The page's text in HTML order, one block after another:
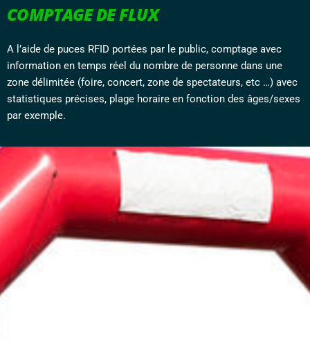
COMPTAGE DE FLUX
A l’aide de puces RFID portées par le public, comptage avec
information en temps réel du nombre de personne dans une
zone délimitée (foire, concert, zone de spectateurs, etc …) avec
statistiques précises, plage horaire en fonction des âges/sexes
par exemple.